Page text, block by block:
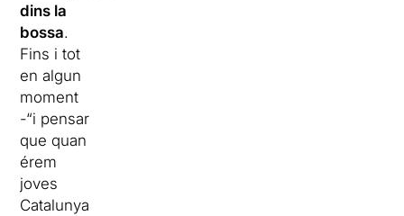
dins la
bossa.
Fins i tot
en algun
moment
-“i pensar
que quan
érem
joves
Catalunya